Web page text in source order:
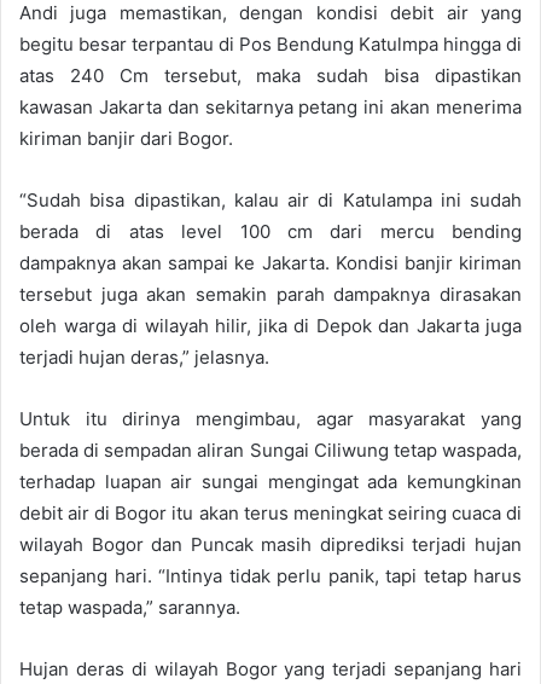
Andi juga memastikan, dengan kondisi debit air yang
begitu besar terpantau di Pos Bendung Katulmpa hingga di
atas 240 Cm tersebut, maka sudah bisa dipastikan
kawasan Jakarta dan sekitarnya petang ini akan menerima
kiriman banjir dari Bogor.
“Sudah bisa dipastikan, kalau air di Katulampa ini sudah
berada di atas level 100 cm dari mercu bending
dampaknya akan sampai ke Jakarta. Kondisi banjir kiriman
tersebut juga akan semakin parah dampaknya dirasakan
oleh warga di wilayah hilir, jika di Depok dan Jakarta juga
terjadi hujan deras,” jelasnya.
Untuk itu dirinya mengimbau, agar masyarakat yang
berada di sempadan aliran Sungai Ciliwung tetap waspada,
terhadap luapan air sungai mengingat ada kemungkinan
debit air di Bogor itu akan terus meningkat seiring cuaca di
wilayah Bogor dan Puncak masih diprediksi terjadi hujan
sepanjang hari. “Intinya tidak perlu panik, tapi tetap harus
tetap waspada,” sarannya.
Hujan deras di wilayah Bogor yang terjadi sepanjang hari